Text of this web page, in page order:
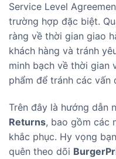
Service Level
trường hợp đặc biệt.
ràng về thời gian giao
khách hàng và tránh
minh bạch về thời gian
phẩm để tránh các vấn
Trên đây là hướng dẫn
Returns, bao gồm các
khắc phục. Hy vọng
quên theo dõi